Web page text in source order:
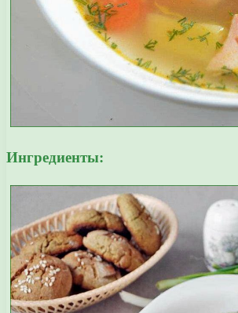
Ингредиенты: